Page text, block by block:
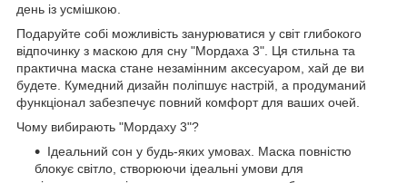
день із усмішкою.
Подаруйте собі можливість занурюватися у світ глибокого
відпочинку з маскою для сну "Мордаха 3". Ця стильна та
практична маска стане незамінним аксесуаром, хай де ви
будете. Кумедний дизайн поліпшує настрій, а продуманий
функціонал забезпечує повний комфорт для ваших очей.
Чому вибирають "Мордаху 3"?
Ідеальний сон у будь-яких умовах. Маска повністю
блокує світло, створюючи ідеальні умови для